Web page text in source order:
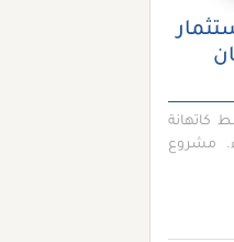
كاتهانة
مشروع